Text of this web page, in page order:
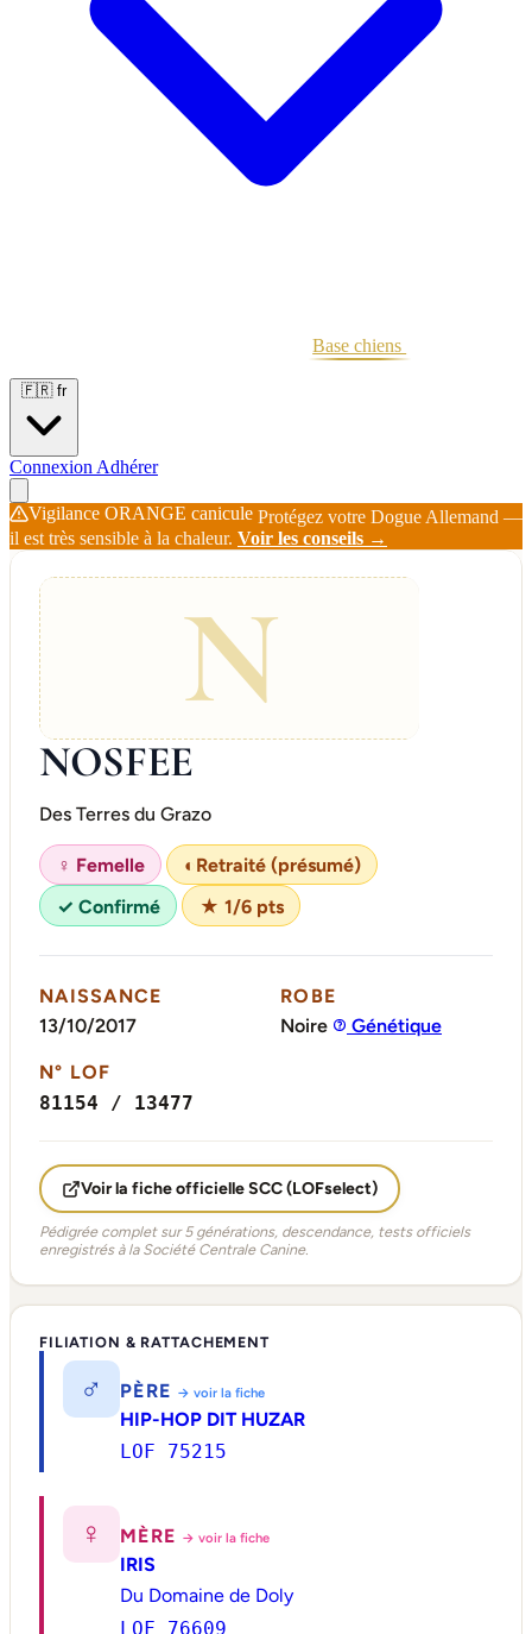
Base chiens
🇫🇷 fr
Connexion Adhérer
Vigilance ORANGE canicule Protégez votre Dogue Allemand —
il est très sensible à la chaleur. Voir les conseils →
N
NOSFEE
Des Terres du Grazo
♀ Femelle ◐ Retraité (présumé)
✓ Confirmé
★ 1/6 pts
NAISSANCE
13/10/2017
ROBE
Noire
Génétique
N° LOF
81154 / 13477
Voir la fiche officielle SCC (LOFselect)
Pédigrée complet sur 5 générations, descendance, tests officiels
enregistrés à la Société Centrale Canine.
FILIATION & RATTACHEMENT
♂ PÈRE → voir la fiche
HIP-HOP DIT HUZAR
LOF 75215
♀ MÈRE → voir la fiche
IRIS
Du Domaine de Doly
LOF 76609